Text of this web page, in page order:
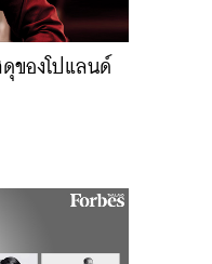
ของโปแลนด์